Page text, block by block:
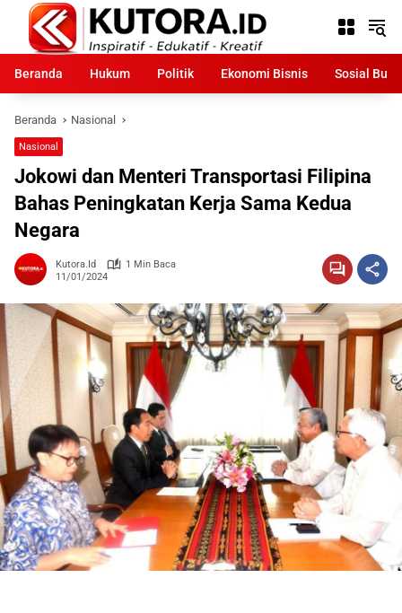
Langsung
konten
Beranda
Hukum Politik Ekonomi Bisnis Sosial
Beranda Nasional
Nasional
Jokowi dan Menteri Transportasi Filipina
Bahas Peningkatan Kerja Sama Kedua
Negara
Kutora.id
1 Min Baca
11/01/2024